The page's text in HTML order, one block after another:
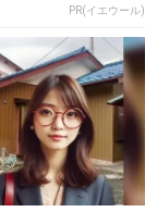
PR(イエウール)